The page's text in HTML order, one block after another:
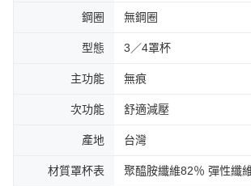
鋼圈 無鋼圈
型態 3／4罩杯
主功能 無痕
次功能 舒適減壓
產地 台灣
材質罩杯表 聚醯胺纖維82％ 彈性纖